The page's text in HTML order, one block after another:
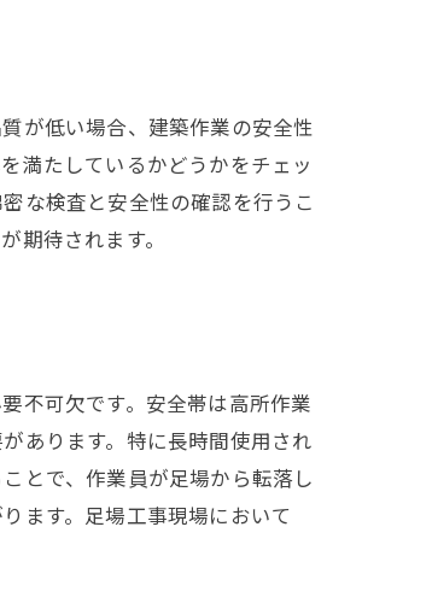
が低い場合、建築作業の安全性
満たしているかどうかをチェッ
な検査と安全性の確認を行うこ
期待されます。
不可欠です。安全帯は高所作業
あります。特に長時間使用され
とで、作業員が足場から転落し
ます。足場工事現場において